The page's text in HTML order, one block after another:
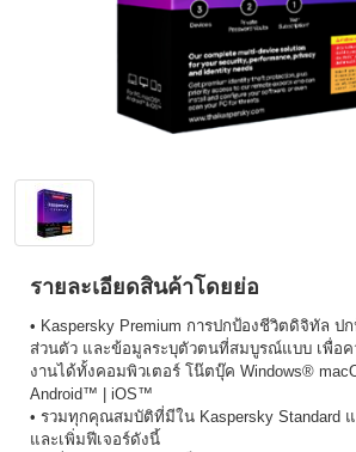
รายละเอียดสินค้าโดยย่อ
• Kaspersky Premium การปกป้องชีวิตดิจิทัล ป
ส่วนตัว และข้อมูลระบุตัวตนที่สมบูรณ์แบบ เพื่อ
งานได้ทั้งคอมพิวเตอร์ โน๊ตบุ๊ค Windows®
Android™ | iOS™
• รวมทุกคุณสมบัติที่มีใน Kaspersky Standard แ
และเพิ่มฟีเจอร์ดังนี้